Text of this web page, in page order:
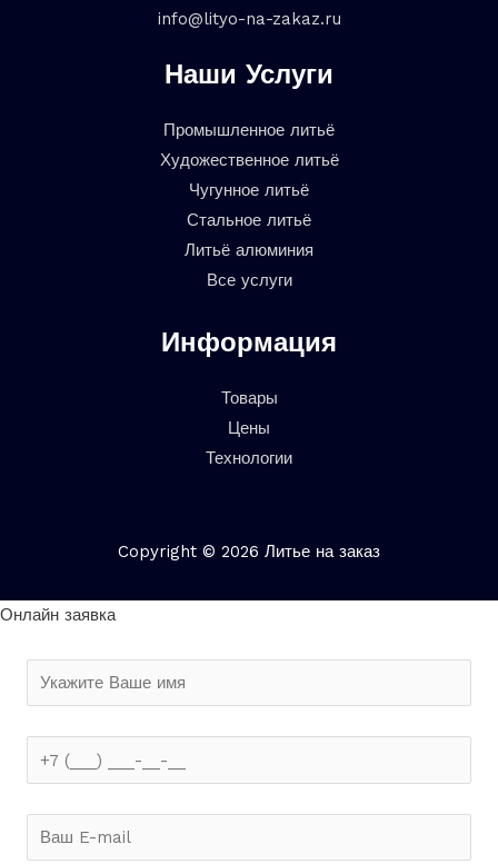
info@lityo-na-zakaz.ru
Наши Услуги
Промышленное литьё
Художественное литьё
Чугунное литьё
Стальное литьё
Литьё алюминия
Все услуги
Информация
Товары
Цены
Технологии
Copyright © 2026 Литье на заказ
Онлайн заявка